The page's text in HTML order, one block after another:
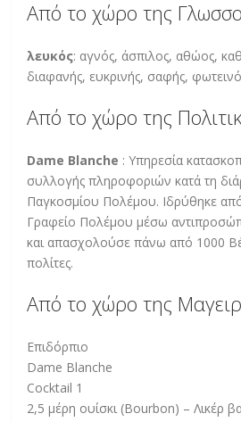
Από το χώρο της
λευκός: αγνός, άσπιλος, αθώος,
διαφανής, ευκρινής, σαφής,
Από το χώρο της
Dame Blanche : Υπηρεσία
συλλογής πληροφοριών κατά τη
Παγκοσμίου Πολέμου. Ιδρύθηκε
Γραφείο Πολέμου μέσω
και απασχολούσε πάνω από 1000
πολίτες.
Από το χώρο της
Επιδόρπιο
Dame Blanche
Cocktail 1
2,5 μέρη ουίσκι (Bourbon) – Λικέρ